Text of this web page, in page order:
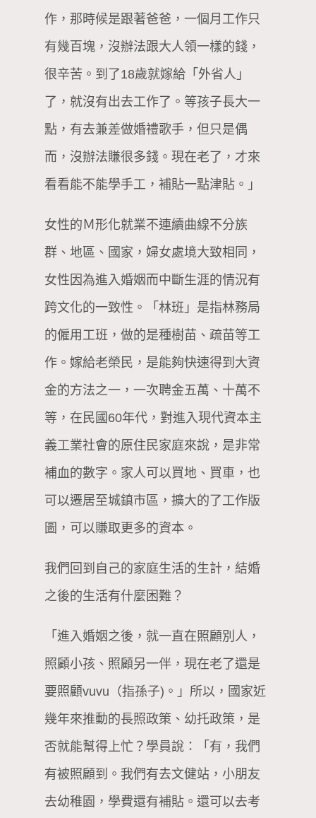
作，那時候是跟著爸爸，一個月工作只
有幾百塊，沒辦法跟大人領一樣的錢，
很辛苦。到了18歲就嫁給「外省人」
了，就沒有出去工作了。等孩子長大一
點，有去兼差做婚禮歌手，但只是偶
而，沒辦法賺很多錢。現在老了，才來
看看能不能學手工，補貼一點津貼。」
女性的Ｍ形化就業不連續曲線不分族
群、地區、國家，婦女處境大致相同，
女性因為進入婚姻而中斷生涯的情況有
跨文化的一致性。「林班」是指林務局
的僱用工班，做的是種樹苗、疏苗等工
作。嫁給老榮民，是能夠快速得到大資
金的方法之一，一次聘金五萬、十萬不
等，在民國60年代，對進入現代資本主
義工業社會的原住民家庭來說，是非常
補血的數字。家人可以買地、買車，也
可以遷居至城鎮市區，擴大的了工作版
圖，可以賺取更多的資本。
我們回到自己的家庭生活的生計，結婚
之後的生活有什麼困難？
「進入婚姻之後，就一直在照顧別人，
照顧小孩、照顧另一伴，現在老了還是
要照顧vuvu（指孫子)。」所以，國家近
幾年來推動的長照政策、幼托政策，是
否就能幫得上忙？學員說：「有，我們
有被照顧到。我們有去文健站，小朋友
去幼稚園，學費還有補貼。還可以去考